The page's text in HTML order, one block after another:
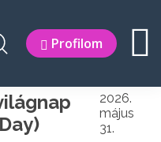
Profilom
2026.
május
31.